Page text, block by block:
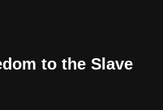
to the Slave